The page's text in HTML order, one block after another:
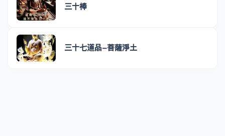
三十棒
三十七道品-菩薩淨土